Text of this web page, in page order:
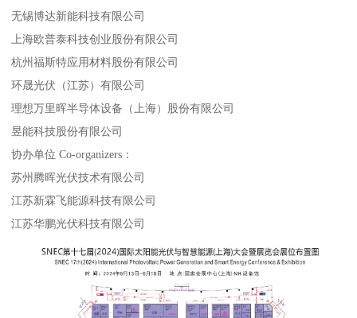
无锡博达新能科技有限公司
上海欧普泰科技创业股份有限公司
杭州福斯特应用材料股份有限公司
环晟光伏（江苏）有限公司
理想万里晖半导体设备（上海）股份有限公司
昱能科技股份有限公司
协办单位 Co-organizers：
苏州腾晖光伏技术有限公司
江苏新霖飞能源科技有限公司
江苏华鹏光伏科技有限公司